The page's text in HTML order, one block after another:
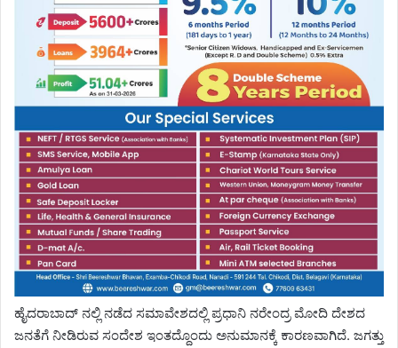
ಹೈದರಾಬಾದ್ ನಲ್ಲಿ ನಡೆದ ಸಮಾವೇಶದಲ್ಲಿ ಪ್ರಧಾನಿ ನರೇಂದ್ರ ಮೋದಿ ದೇಶದ
ಜನತೆಗೆ ನೀಡಿರುವ ಸಂದೇಶ ಇಂತದ್ದೊಂದು ಅನುಮಾನಕ್ಕೆ ಕಾರಣವಾಗಿದೆ. ಜಗತ್ತು